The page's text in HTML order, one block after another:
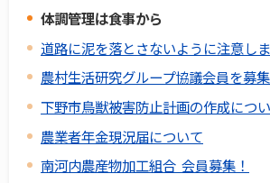
体調管理は食事から
道路に泥を落とさないように注意し
農村生活研究グループ協議会員を募
下野市鳥獣被害防止計画の作成につ
農業者年金現況届について
南河内農産物加工組合 会員募集！